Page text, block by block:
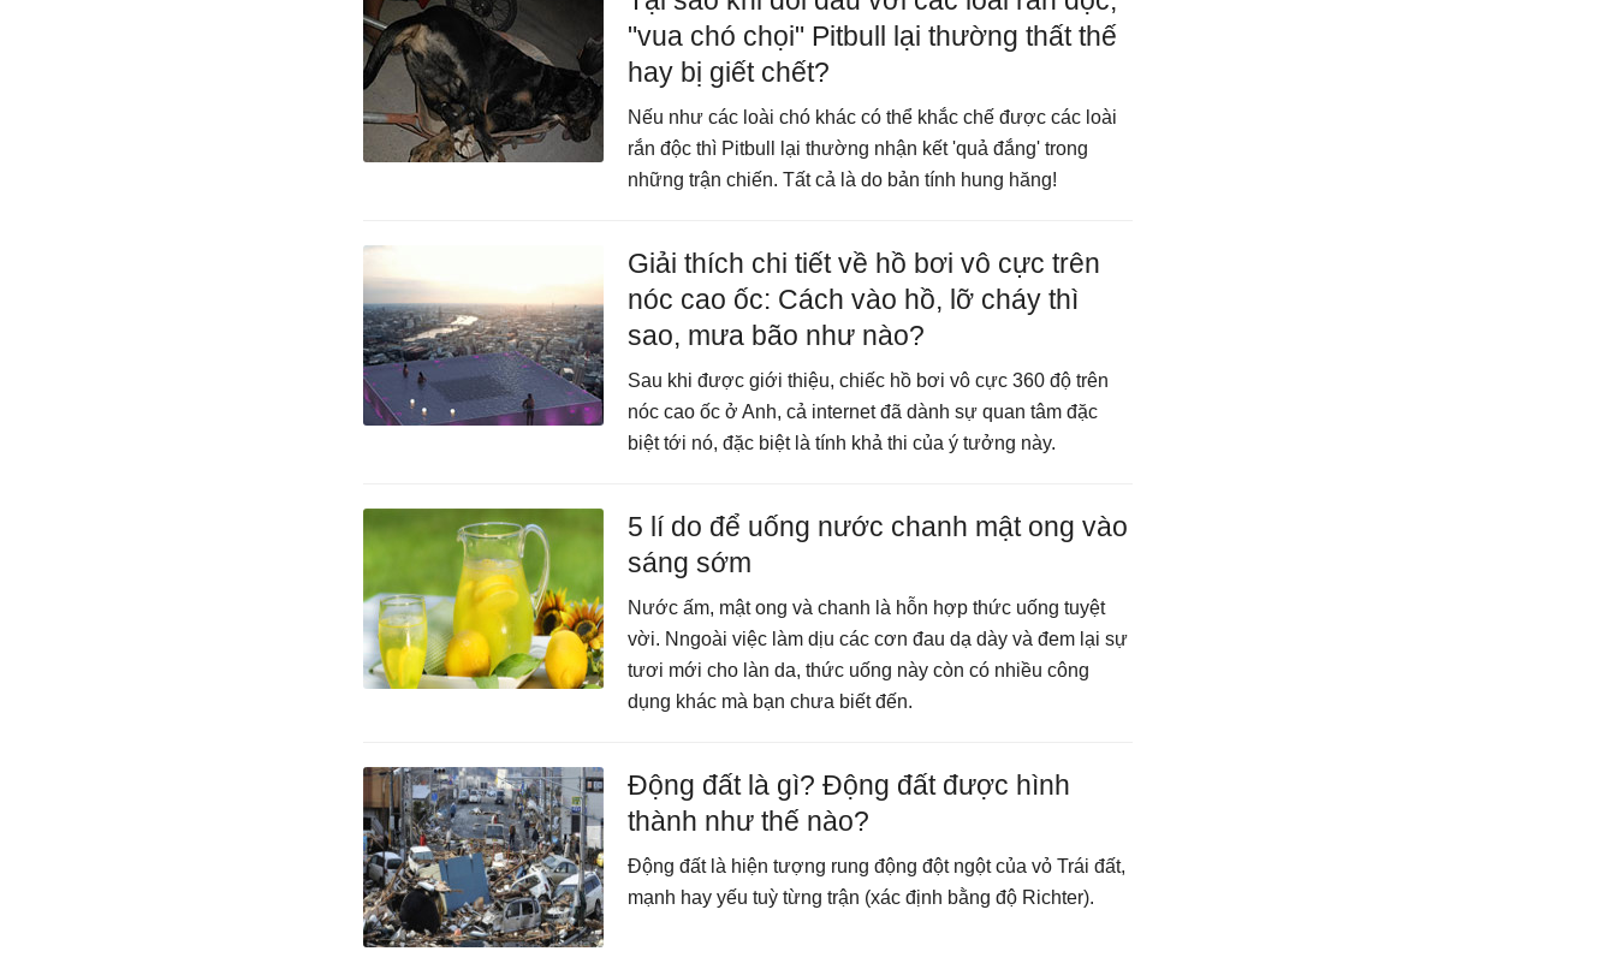
"vua chó chọi" Pitbull lại thường thất thế
hay bị giết chết?
Nếu như các loài chó khác có thể khắc chế được các loài
rắn độc thì Pitbull lại thường nhận kết 'quả đắng' trong
những trận chiến. Tất cả là do bản tính hung hăng!
Giải thích chi tiết về hồ bơi vô cực trên
nóc cao ốc: Cách vào hồ, lỡ cháy thì
sao, mưa bão như nào?
Sau khi được giới thiệu, chiếc hồ bơi vô cực 360 độ trên
nóc cao ốc ở Anh, cả internet đã dành sự quan tâm đặc
biệt tới nó, đặc biệt là tính khả thi của ý tưởng này.
5 lí do để uống nước chanh mật ong vào
sáng sớm
Nước ấm, mật ong và chanh là hỗn hợp thức uống tuyệt
vời. Nngoài việc làm dịu các cơn đau dạ dày và đem lại sự
tươi mới cho làn da, thức uống này còn có nhiều công
dụng khác mà bạn chưa biết đến.
Động đất là gì? Động đất được hình
thành như thế nào?
Động đất là hiện tượng rung động đột ngột của vỏ Trái đất,
mạnh hay yếu tuỳ từng trận (xác định bằng độ Richter).